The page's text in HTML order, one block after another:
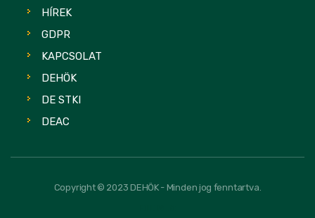
HÍREK
GDPR
KAPCSOLAT
DEHÖK
DE STKI
DEAC
Copyright © 2023 DEHÖK - Minden jog fenntartva.